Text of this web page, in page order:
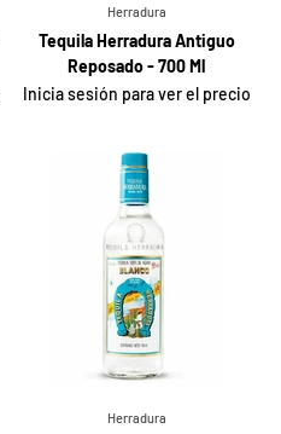
Herradura
Tequila Herradura Antiguo
Reposado - 700 Ml
Inicia sesión para ver el precio
Herradura